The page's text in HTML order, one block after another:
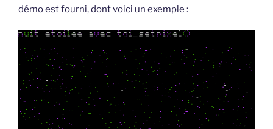
démo est fourni, dont voici un exemple :